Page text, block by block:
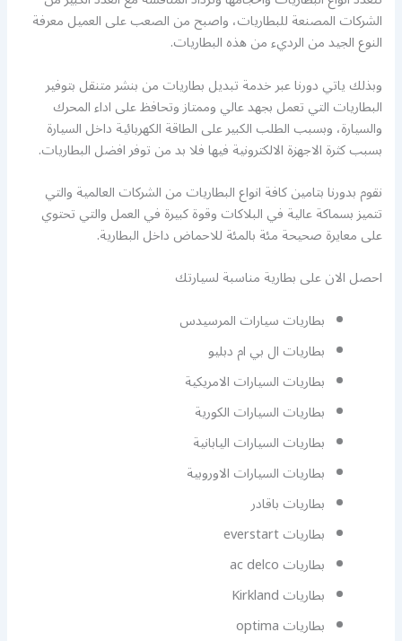
الشركات المصنعة للبطاريات، واصبح من الصعب على العميل معرفة
النوع الجيد من الرديء من هذه البطاريات.
وبذلك ياتي دورنا عبر خدمة تبديل بطاريات من بنشر متنقل بتوفير
البطاريات التي تعمل بجهد عالي وممتاز وتحافظ على اداء المحرك
والسيارة، وبسبب الطلب الكبير على الطاقة الكهربائية داخل السيارة
بسبب كثرة الاجهزة الالكترونية فيها فلا بد من توفر افضل البطاريات.
نقوم بدورنا بتامين كافة انواع البطاريات من الشركات العالمية والتي
تتميز بسماكة عالية في البلاكات وقوة كبيرة في العمل والتي تحتوي
على معايرة صحيحة مئة بالمئة للاحماض داخل البطارية.
احصل الان على بطارية مناسبة لسيارتك
بطاريات سيارات المرسيدس
بطاريات ال بي ام دبليو
بطاريات السيارات الامريكية
بطاريات السيارات الكورية
بطاريات السيارات اليابانية
بطاريات السيارات الاوروبية
بطاريات باقادر
بطاريات everstart
بطاريات ac delco
بطاريات Kirkland
بطاريات optima